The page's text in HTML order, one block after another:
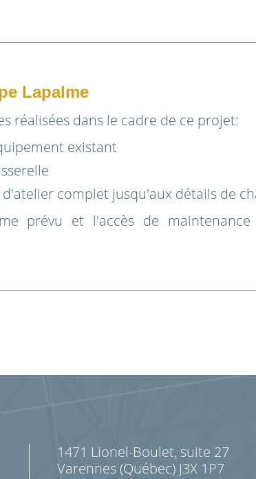
Lapalme
réalisées dans le cadre de ce projet:
existant
d'atelier complet jusqu'aux détails de
prévu et l'accès de
1471 Lionel-Boulet, suite 27
Varennes (Québec) J3X 1P7